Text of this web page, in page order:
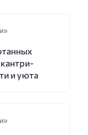
и уюта